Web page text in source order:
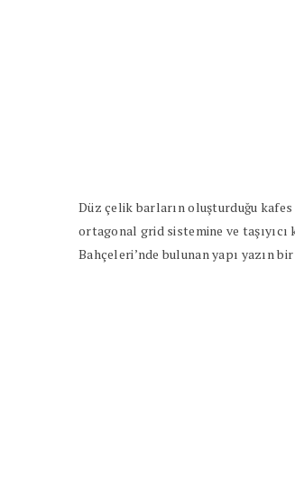
Düz çelik barların oluşturduğu
ortagonal grid sistemine ve
Bahçeleri’nde bulunan yapı yazın